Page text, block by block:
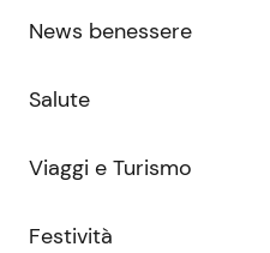
News benessere
Salute
Viaggi e Turismo
Festività